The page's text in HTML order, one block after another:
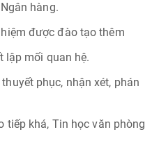
hàng.
được đào tạo thêm
lập mối quan hệ.
phục, nhận xét, phán
tiếp khá, Tin học văn phòng